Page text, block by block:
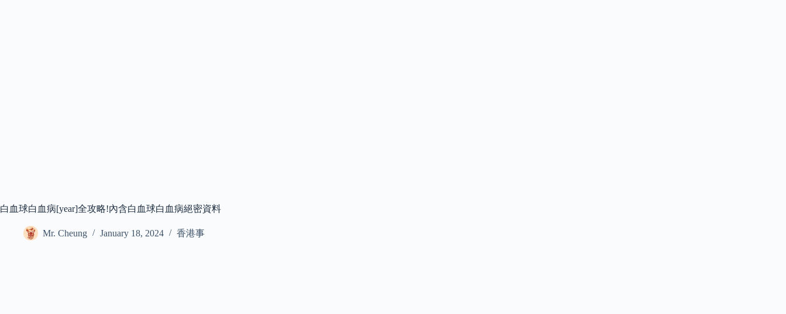
白血球白血病[year]全攻略!內含白血球白血病絕密資料
Mr. Cheung January 18, 2024 香港事